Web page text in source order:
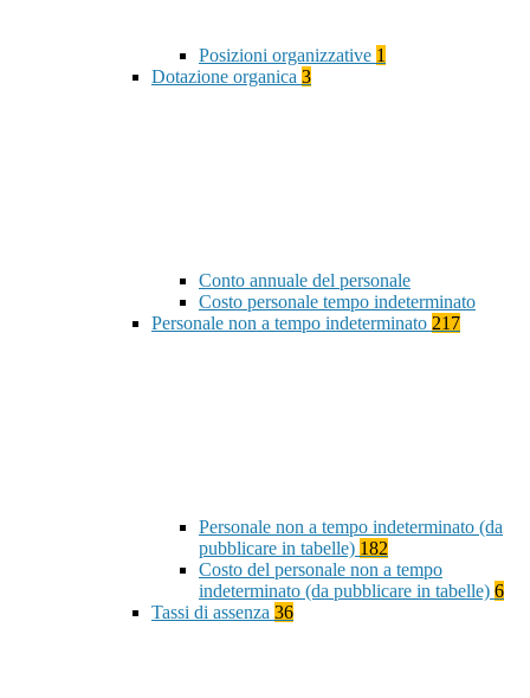
Posizioni organizzative 1
Dotazione organica 3
Conto annuale del personale
Costo personale tempo indeterminato
Personale non a tempo indeterminato 217
Personale non a tempo indeterminato (da
pubblicare in tabelle) 182
Costo del personale non a tempo
indeterminato (da pubblicare in tabelle) 6
Tassi di assenza 36